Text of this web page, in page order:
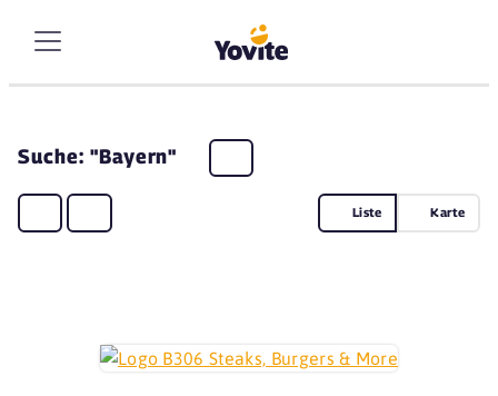
Suche: "Bayern"
Liste Karte